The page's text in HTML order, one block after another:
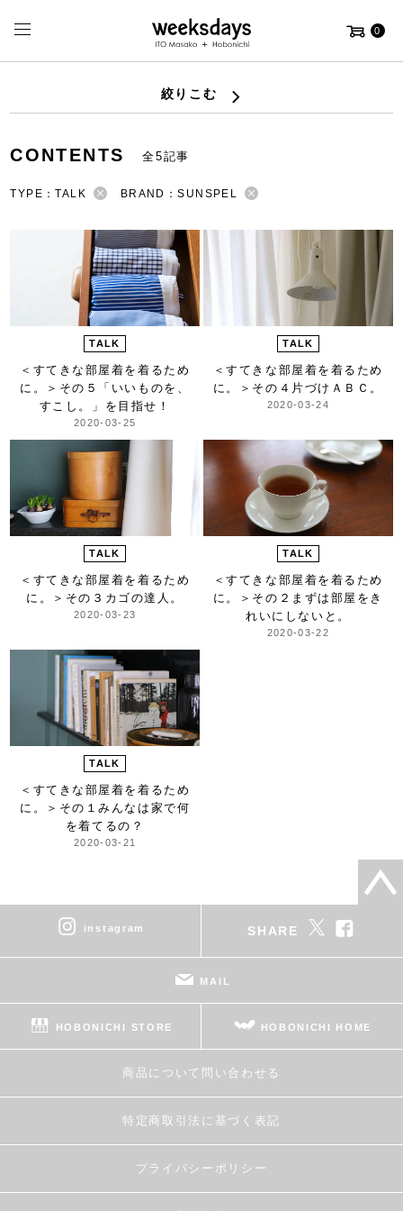
0
絞りこむ
CONTENTS 全5記事
TYPE：TALK BRAND：SUNSPEL
TALK
＜すてきな部屋着を着るため
に。＞ その５「いいものを、
すこし。」を目指せ！
2020-03-25
TALK
＜すてきな部屋着を着るため
に。＞ その４片づけＡＢＣ。
2020-03-24
TALK
＜すてきな部屋着を着るため
に。＞ その３カゴの達人。
2020-03-23
TALK
＜すてきな部屋着を着るため
に。＞ その２まずは部屋をき
れいにしないと。
2020-03-22
TALK
＜すてきな部屋着を着るため
に。＞ その１みんなは家で何
を着てるの？
2020-03-21
instagram SHARE
MAIL
HOBONICHI STORE HOBONICHI HOME
商品について問い合わせる
特定商取引法に基づく表記
プライバシーポリシー